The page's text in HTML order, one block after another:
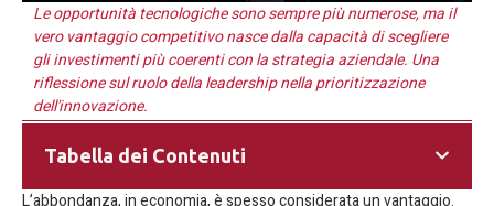
Le opportunità tecnologiche sono sempre più numerose, ma il
vero vantaggio competitivo nasce dalla capacità di scegliere
gli investimenti più coerenti con la strategia aziendale. Una
riflessione sul ruolo della leadership nella prioritizzazione
dell'innovazione.
Tabella dei Contenuti
L’abbondanza, in economia, è spesso considerata un vantaggio.